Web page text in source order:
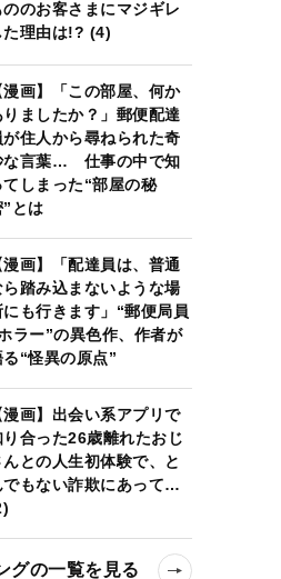
ののお客さまにマジギレ
た理由は!? (4)
漫画】「この部屋、何か
りましたか？」郵便配達
が住人から尋ねられた奇
な言葉… 仕事の中で知
てしまった“部屋の秘
”とは
漫画】「配達員は、普通
ら踏み込まないような場
にも行きます」“郵便局員
ラー”の異色作、作者が
る“怪異の原点”
漫画】出会い系アプリで
り合った26歳離れたおじ
んとの人生初体験で、と
でもない詐欺にあって…
グの一覧を見る